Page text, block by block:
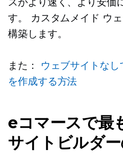
す。
カスタムメイド ウ
構築します。
また：
ウェブサイトな
を作成する方法
eコマースで最
サイトビルダ